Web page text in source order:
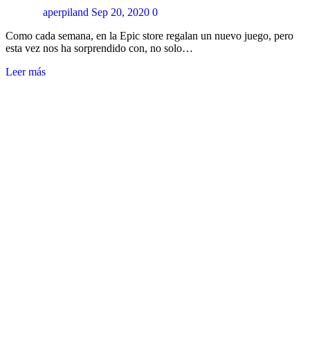
aperpiland Sep 20, 2020 0
Como cada semana, en la Epic store regalan un nuevo juego, pero
esta vez nos ha sorprendido con, no solo…
Leer más